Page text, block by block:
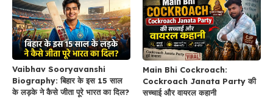
Vaibhav Sooryavanshi
Biography: बिहार के इस 15 साल
के लड़के ने कैसे जीता पूरे भारत का दिल?
Main Bhi Cockroach:
Cockroach Janata Party की
सच्चाई और वायरल कहानी